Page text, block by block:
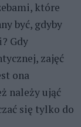
które
być, gdyby
Gdy
zajęć
ona
należy ująć
się tylko do